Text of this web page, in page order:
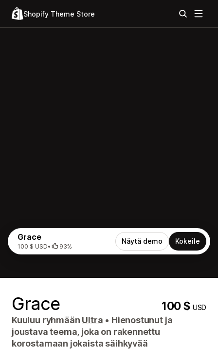
Shopify Theme Store
Grace
100 $ USD• 93%
Näytä demo Kokeile
Grace 100 $USD
Kuuluu ryhmään Ultra • Hienostunut ja
joustava teema, joka on rakennettu
korostamaan jokaista säihkyvää